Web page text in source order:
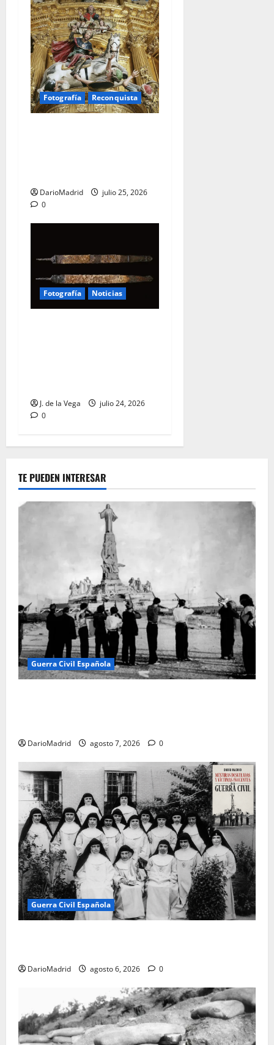
Fotografía Reconquista
DarioMadrid
julio 25, 2026
0
Fotografía Noticias
J. de la Vega
julio 24, 2026
0
TE PUEDEN INTERESAR
Guerra Civil Española
DarioMadrid agosto 7, 2026 0
Guerra Civil Española
DarioMadrid agosto 6, 2026 0